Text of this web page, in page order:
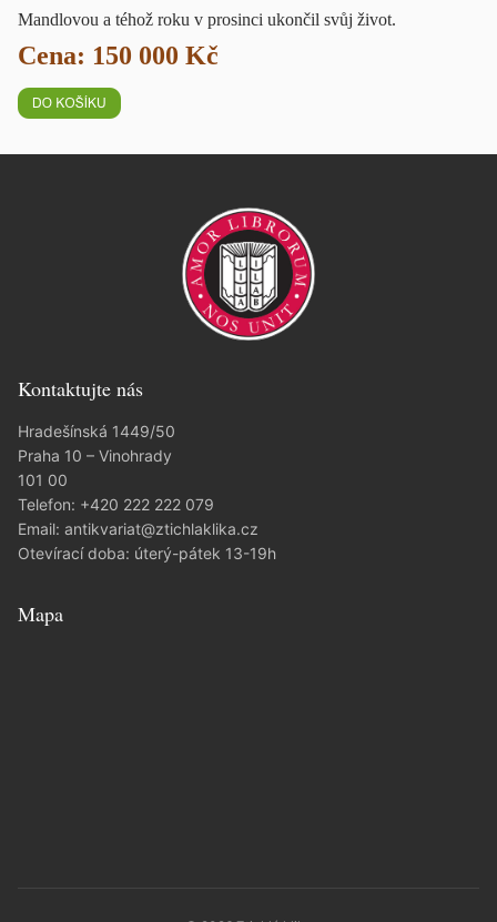
Mandlovou a téhož roku v prosinci ukončil svůj život.
Cena: 150 000 Kč
Kontaktujte nás
Hradešínská 1449/50
Praha 10 – Vinohrady
101 00
Telefon: +420 222 222 079
Email: antikvariat@ztichlaklika.cz
Otevírací doba: úterý-pátek 13-19h
Mapa